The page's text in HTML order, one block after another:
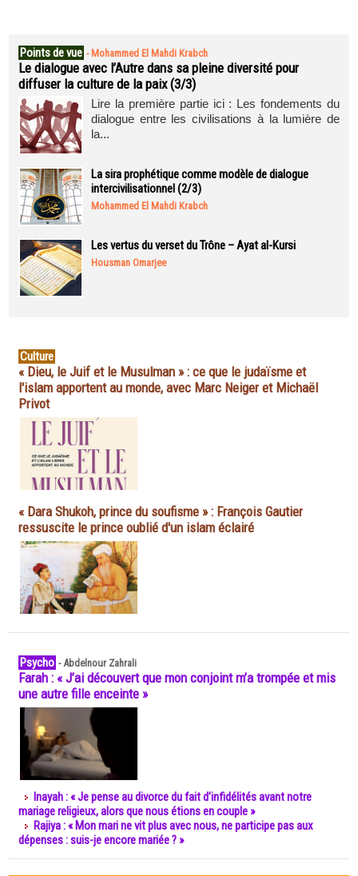
Points de vue - Mohammed El Mahdi Krabch
Le dialogue avec l’Autre dans sa pleine diversité pour
diffuser la culture de la paix (3/3)
Lire la première partie ici : Les fondements du
dialogue entre les civilisations à la lumière de
la...
La sira prophétique comme modèle de dialogue
intercivilisationnel (2/3)
Mohammed El Mahdi Krabch
Les vertus du verset du Trône – Ayat al-Kursi
Housman Omarjee
Culture
« Dieu, le Juif et le Musulman » : ce que le judaïsme et
l'islam apportent au monde, avec Marc Neiger et Michaël
Privot
« Dara Shukoh, prince du soufisme » : François Gautier
ressuscite le prince oublié d'un islam éclairé
Psycho -Abdelnour Zahrali
Farah : « J’ai découvert que mon conjoint m’a trompée et mis
une autre fille enceinte »
Inayah : « Je pense au divorce du fait d’infidélités avant notre
mariage religieux, alors que nous étions en couple »
Rajiya : « Mon mari ne vit plus avec nous, ne participe pas aux
dépenses : suis-je encore mariée ? »